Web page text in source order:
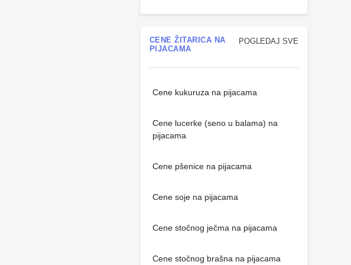
POGLEDAJ SVE
CENE ŽITARICA NA
PIJACAMA
Cene kukuruza na pijacama
Cene lucerke (seno u balama) na
pijacama
Cene pšenice na pijacama
Cene soje na pijacama
Cene stočnog ječma na pijacama
Cene stočnog brašna na pijacama